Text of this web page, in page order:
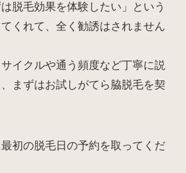
脱毛効果を体験したい」という
くれて、全く勧誘はされません
イクルや通う頻度など丁寧に説
まずはお試しがてら脇脱毛を契
初の脱毛日の予約を取ってくだ